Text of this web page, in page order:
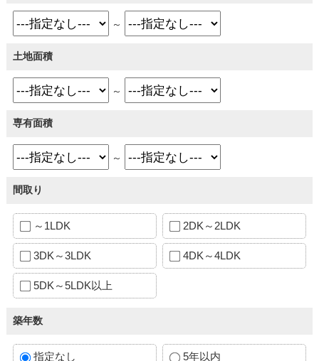
～
土地面積
～
専有面積
～
間取り
～1LDK 2DK～2LDK
3DK～3LDK 4DK～4LDK
5DK～5LDK以上
築年数
指定なし 5年以内